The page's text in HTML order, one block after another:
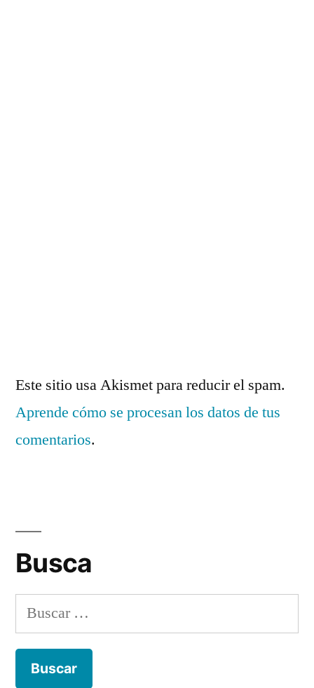
Este sitio usa Akismet para reducir el spam.
Aprende cómo se procesan los datos de tus
comentarios.
Busca
Buscar: